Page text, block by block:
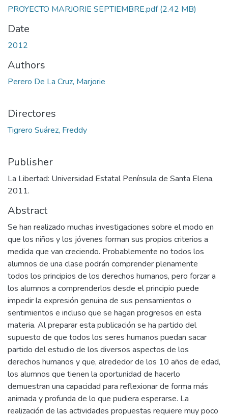
PROYECTO MARJORIE SEPTIEMBRE.pdf(2.42 MB)
Date
2012
Authors
Perero De La Cruz, Marjorie
Directores
Tigrero Suárez, Freddy
Publisher
La Libertad: Universidad Estatal Península de Santa Elena,
2011.
Abstract
Se han realizado muchas investigaciones sobre el modo en
que los niños y los jóvenes forman sus propios criterios a
medida que van creciendo. Probablemente no todos los
alumnos de una clase podrán comprender plenamente
todos los principios de los derechos humanos, pero forzar a
los alumnos a comprenderlos desde el principio puede
impedir la expresión genuina de sus pensamientos o
sentimientos e incluso que se hagan progresos en esta
materia. Al preparar esta publicación se ha partido del
supuesto de que todos los seres humanos puedan sacar
partido del estudio de los diversos aspectos de los
derechos humanos y que, alrededor de los 10 años de edad,
los alumnos que tienen la oportunidad de hacerlo
demuestran una capacidad para reflexionar de forma más
animada y profunda de lo que pudiera esperarse. La
realización de las actividades propuestas requiere muy poco